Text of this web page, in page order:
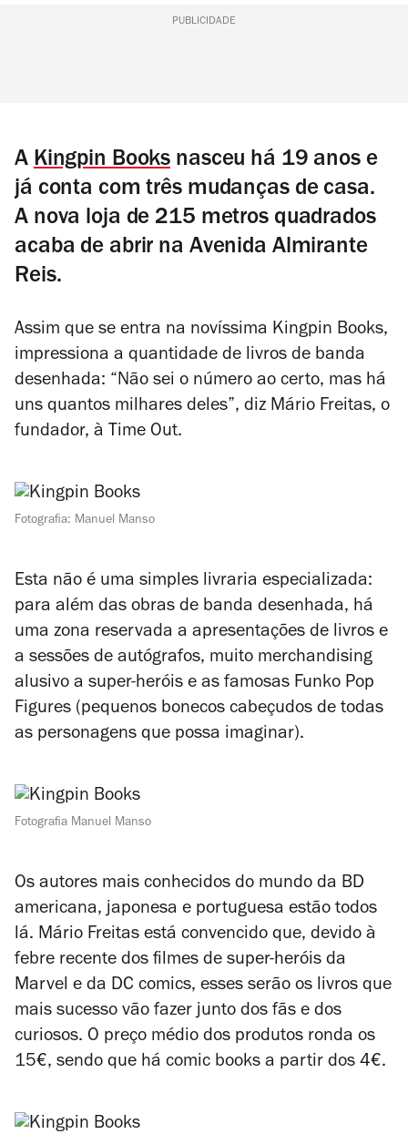
PUBLICIDADE
AKingpin Booksnasceu há 19 anos e
já conta com três mudanças de casa.
A nova loja de 215 metros quadrados
acaba de abrir na Avenida Almirante
Reis.
Assim que se entra na novíssima Kingpin Books,
impressiona a quantidade de livros de banda
desenhada: “Não sei o número ao certo, mas há
uns quantos milhares deles”, diz Mário Freitas, o
fundador, à Time Out.
Fotografia: Manuel Manso
Esta não é uma simples livraria especializada:
para além das obras de banda desenhada, há
uma zona reservada a apresentações de livros e
a sessões de autógrafos, muito merchandising
alusivo a super-heróis e as famosas Funko Pop
Figures (pequenos bonecos cabeçudos de todas
as personagens que possa imaginar).
Fotografia Manuel Manso
Os autores mais conhecidos do mundo da BD
americana, japonesa e portuguesa estão todos
lá. Mário Freitas está convencido que, devido à
febre recente dos filmes de super-heróis da
Marvel e da DC comics, esses serão os livros que
mais sucesso vão fazer junto dos fãs e dos
curiosos. O preço médio dos produtos ronda os
15€, sendo que há comic books a partir dos 4€.